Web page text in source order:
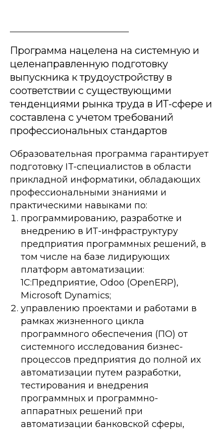
Программа нацелена на системную и
целенаправленную подготовку
выпускника к трудоустройству в
соответствии с существующими
тенденциями рынка труда в ИТ-сфере и
составлена с учетом требований
профессиональных стандартов
Образовательная программа гарантирует
подготовку IT-специалистов в области
прикладной информатики, обладающих
профессиональными знаниями и
практическими навыками по:
программированию, разработке и
внедрению в ИТ-инфраструктуру
предприятия программных решений, в
том числе на базе лидирующих
платформ автоматизации:
1С:Предприятие, Odoo (OpenERP),
Microsoft Dynamics;
управлению проектами и работами в
рамках жизненного цикла
программного обеспечения (ПО) от
системного исследования бизнес-
процессов предприятия до полной их
автоматизации путем разработки,
тестирования и внедрения
программных и программно-
аппаратных решений при
автоматизации банковской сферы,